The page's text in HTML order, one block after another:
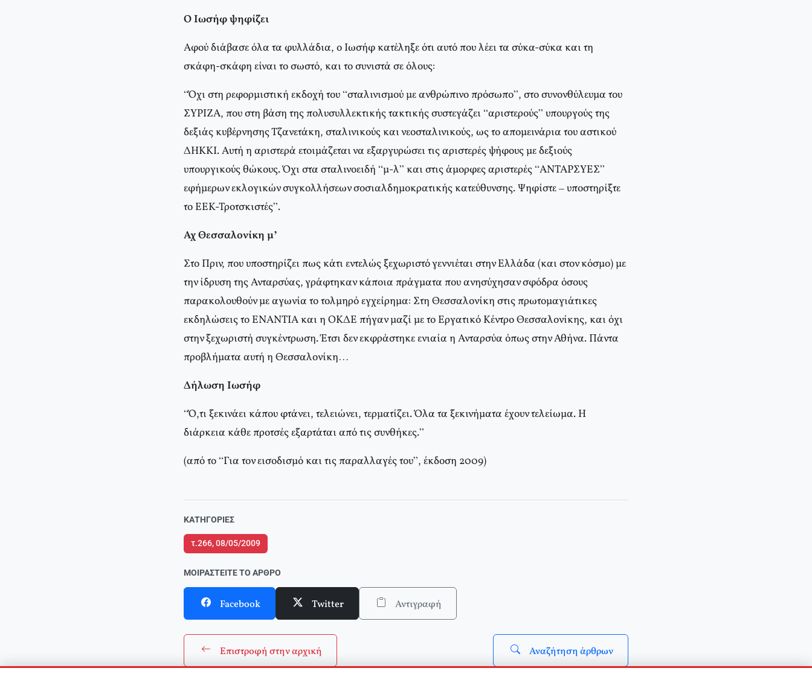
Ο Ιωσήφ ψηφίζει
Αφού διάβασε όλα τα φυλλάδια, ο Ιωσήφ κατέληξε ότι αυτό που λέει τα σύκα-σύκα και τη
σκάφη-σκάφη είναι το σωστό, και το συνιστά σε όλους:
“Όχι στη ρεφορμιστική εκδοχή του “σταλινισμού με ανθρώπινο πρόσωπο”, στο συνονθύλευμα του
ΣΥΡΙΖΑ, που στη βάση της πολυσυλλεκτικής τακτικής συστεγάζει “αριστερούς” υπουργούς της
δεξιάς κυβέρνησης Τζανετάκη, σταλινικούς και νεοσταλινικούς, ως το απομεινάρια του αστικού
ΔΗΚΚΙ. Αυτή η αριστερά ετοιμάζεται να εξαργυρώσει τις αριστερές ψήφους με δεξιούς
υπουργικούς θώκους. Όχι στα σταλινοειδή “μ-λ” και στις άμορφες αριστερές “ΑΝΤΑΡΣΥΕΣ”
εφήμερων εκλογικών συγκολλήσεων σοσιαλδημοκρατικής κατεύθυνσης. Ψηφίστε – υποστηρίξτε
το ΕΕΚ-Τροτσκιστές”.
Αχ Θεσσαλονίκη μ’
Στο Πριν, που υποστηρίζει πως κάτι εντελώς ξεχωριστό γεννιέται στην Ελλάδα (και στον κόσμο) με
την ίδρυση της Ανταρσύας, γράφτηκαν κάποια πράγματα που ανησύχησαν σφόδρα όσους
παρακολουθούν με αγωνία το τολμηρό εγχείρημα: Στη Θεσσαλονίκη στις πρωτομαγιάτικες
εκδηλώσεις το ΕΝΑΝΤΙΑ και η ΟΚΔΕ πήγαν μαζί με το Εργατικό Κέντρο Θεσσαλονίκης, και όχι
στην ξεχωριστή συγκέντρωση. Έτσι δεν εκφράστηκε ενιαία η Ανταρσύα όπως στην Αθήνα. Πάντα
προβλήματα αυτή η Θεσσαλονίκη…
Δήλωση Ιωσήφ
“Ό,τι ξεκινάει κάπου φτάνει, τελειώνει, τερματίζει. Όλα τα ξεκινήματα έχουν τελείωμα. Η
διάρκεια κάθε προτσές εξαρτάται από τις συνθήκες.”
(από το “Για τον εισοδισμό και τις παραλλαγές του”, έκδοση 2009)
ΚΑΤΗΓΟΡΊΕΣ
τ.266, 08/05/2009
ΜΟΙΡΑΣΤΕΊΤΕ ΤΟ ΆΡΘΡΟ
Facebook Twitter Αντιγραφή
Επιστροφή στην αρχική Αναζήτηση άρθρων